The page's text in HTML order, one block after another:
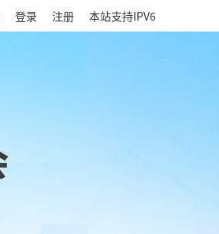
登录 注册 本站支持IPV6